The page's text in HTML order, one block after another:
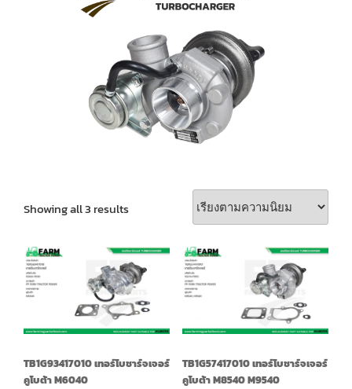
Showing all 3 results
TB1G93417010 เทอร์โบชาร์จเจอร์
คูโบต้า M6040
TB1G57417010 เทอร์โบชาร์จเจอร์
คูโบต้า M8540 M9540